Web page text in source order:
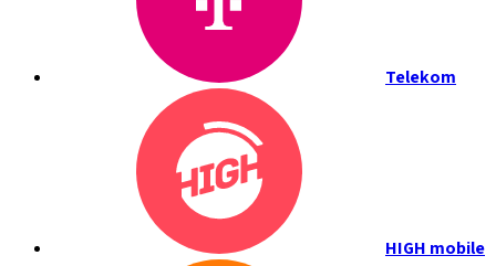
Telekom
HIGH mobile